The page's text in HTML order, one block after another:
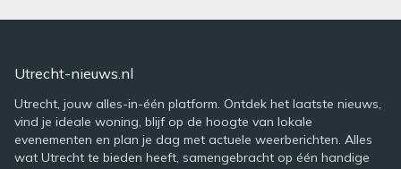
Utrecht-nieuws.nl
Utrecht, jouw alles-in-één platform. Ontdek het laatste nieuws,
vind je ideale woning, blijf op de hoogte van lokale
evenementen en plan je dag met actuele weerberichten. Alles
wat Utrecht te bieden heeft, samengebracht op één handige